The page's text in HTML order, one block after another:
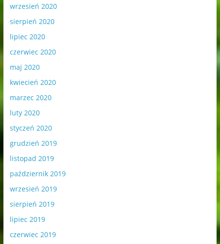
wrzesień 2020
sierpień 2020
lipiec 2020
czerwiec 2020
maj 2020
kwiecień 2020
marzec 2020
luty 2020
styczeń 2020
grudzień 2019
listopad 2019
październik 2019
wrzesień 2019
sierpień 2019
lipiec 2019
czerwiec 2019